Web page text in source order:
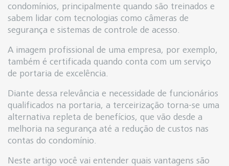
condomínios, principalmente quando são treinados e
sabem lidar com tecnologias como câmeras de
segurança e sistemas de controle de acesso.
A imagem profissional de uma empresa, por exemplo,
também é certificada quando conta com um serviço
de portaria de excelência.
Diante dessa relevância e necessidade de funcionários
qualificados na portaria, a terceirização torna-se uma
alternativa repleta de benefícios, que vão desde a
melhoria na segurança até a redução de custos nas
contas do condomínio.
Neste artigo você vai entender quais vantagens são